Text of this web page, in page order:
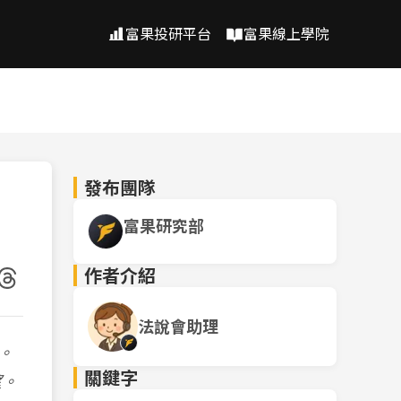
富果投研平台 富果線上學院
發布團隊
富果研究部
作者介紹
法說會助理
關鍵字